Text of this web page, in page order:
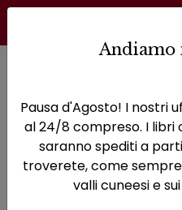
Quel che
Sottotitolo non
Andiamo
Pausa d'Agosto! I nostri
al 24/8 compreso. I libri
saranno spediti a
troverete, come
valli cuneesi e